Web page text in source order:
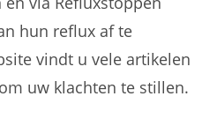
hun reflux af te
vindt u vele artikelen
uw klachten te stillen.